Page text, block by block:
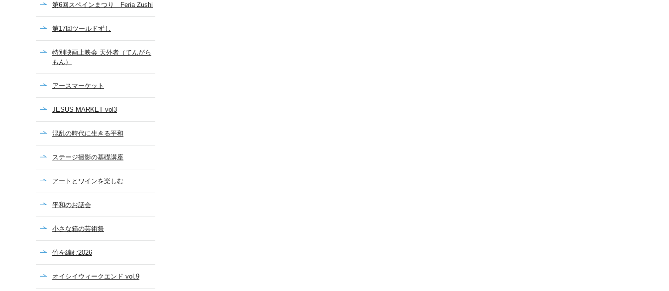
第6回スペインまつり Feria Zushi
第17回ツールドずし
特別映画上映会 天外者（てんがら
もん）
アースマーケット
JESUS MARKET vol3
混乱の時代に生きる平和
ステージ撮影の基礎講座
アートとワインを楽しむ
平和のお話会
小さな箱の芸術祭
竹を編む2026
オイシイウィークエンド vol.9